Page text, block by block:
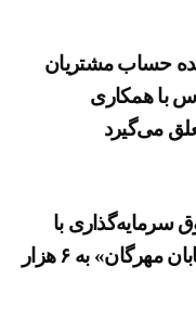
حساب مشتریان
با همکاری
می‌گیرد
با
درآمد ثابت «شمیم تابان مهرگان» به ۶ هزار